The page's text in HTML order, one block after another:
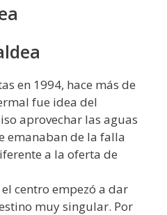
en 1994, hace más de
fue idea del
aprovechar las aguas
emanaban de la falla
a la oferta de
centro empezó a dar
muy singular. Por